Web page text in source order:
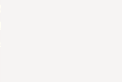
&